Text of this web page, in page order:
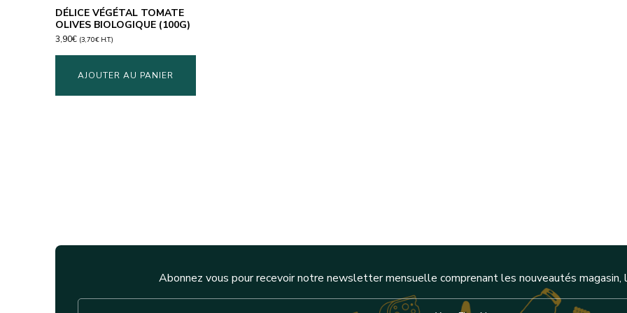
DÉLICE VÉGÉTAL TOMATE
OLIVES BIOLOGIQUE (100G)
3,90€ (3,70€ H.T.)
AJOUTER AU PANIER
Abonnez vous pour recevoir notre newsletter mensuelle comprenant les nouveautés